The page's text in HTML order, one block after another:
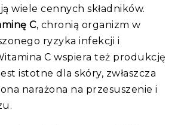
wiele cennych składników.
C, chronią organizm w
ryzyka infekcji i
C wspiera też produkcję
istotne dla skóry, zwłaszcza
narażona na przesuszenie i